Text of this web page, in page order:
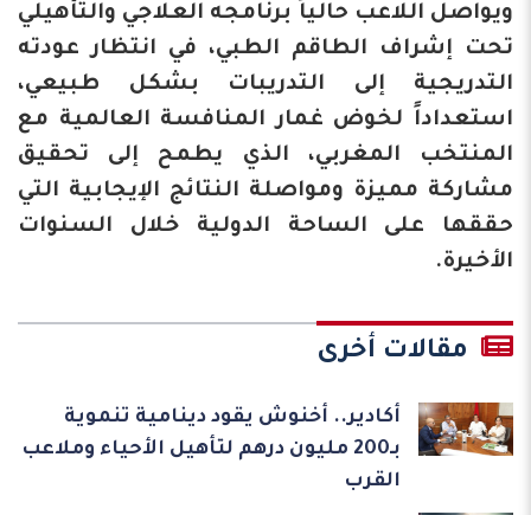
ويواصل اللاعب حالياً برنامجه العلاجي والتأهيلي
تحت إشراف الطاقم الطبي، في انتظار عودته
التدريجية إلى التدريبات بشكل طبيعي،
استعداداً لخوض غمار المنافسة العالمية مع
المنتخب المغربي، الذي يطمح إلى تحقيق
مشاركة مميزة ومواصلة النتائج الإيجابية التي
حققها على الساحة الدولية خلال السنوات
الأخيرة.
مقالات أخرى
أكادير.. أخنوش يقود دينامية تنموية
بـ200 مليون درهم لتأهيل الأحياء وملاعب
القرب